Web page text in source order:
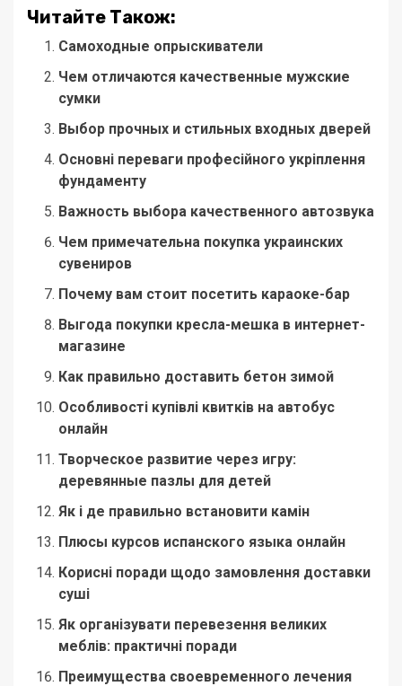
Читайте Також:
Самоходные опрыскиватели
Чем отличаются качественные мужские
сумки
Выбор прочных и стильных входных дверей
Основні переваги професійного укріплення
фундаменту
Важность выбора качественного автозвука
Чем примечательна покупка украинских
сувениров
Почему вам стоит посетить караоке-бар
Выгода покупки кресла-мешка в интернет-
магазине
Как правильно доставить бетон зимой
Особливості купівлі квитків на автобус
онлайн
Творческое развитие через игру:
деревянные пазлы для детей
Як і де правильно встановити камін
Плюсы курсов испанского языка онлайн
Корисні поради щодо замовлення доставки
суші
Як організувати перевезення великих
меблів: практичні поради
Преимущества своевременного лечения